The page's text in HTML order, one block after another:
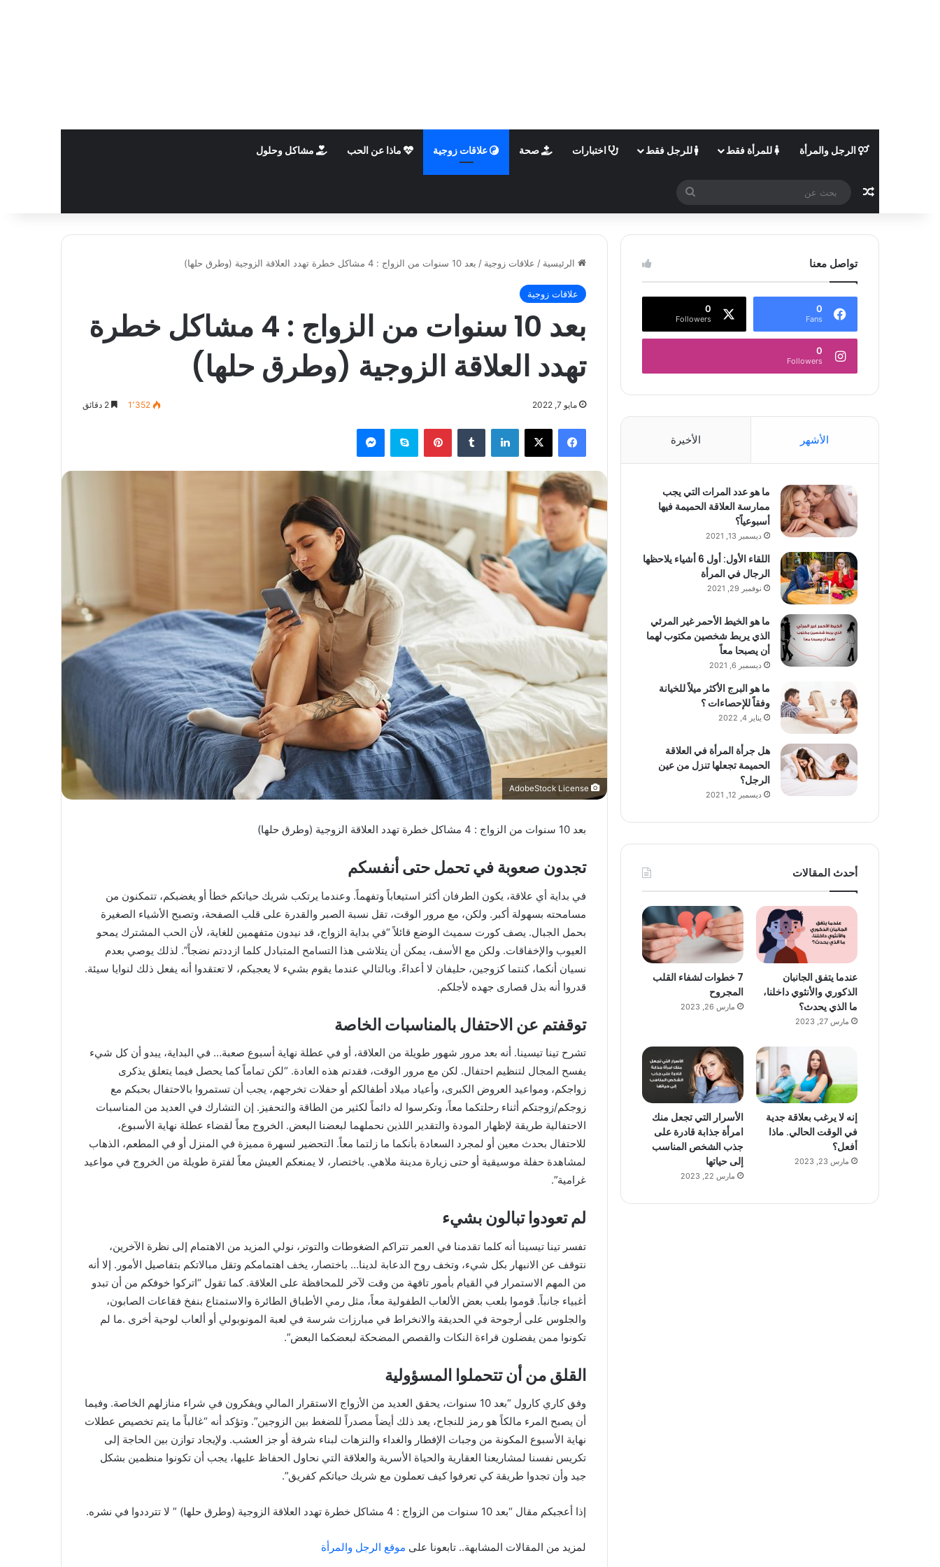
الرجل والمرأة للمرأة فقط للرجل فقط اختبارات صحة علاقات زوجية ماذا عن الحب مشاكل وحلول
مقال عشوائي
بحث
عن
الرئيسية / علاقات زوجية / بعد 10 سنوات من الزواج : 4 مشاكل خطرة تهدد العلاقة الزوجية (وطرق حلها)
علاقات زوجية
بعد 10 سنوات من الزواج : 4 مشاكل خطرة
تهدد العلاقة الزوجية (وطرق حلها)
مايو 7, 2022 1٬352
فيسبوك X لينكدإن بينتيريستسكايب ماسنجر
بعد 10 سنوات من الزواج : 4 مشاكل خطرة تهدد العلاقة الزوجية (وطرق حلها)
تجدون صعوبة في تحمل حتى أنفسكم
في بداية أي علاقة، يكون الطرفان أكثر استيعاباً وتفهماً. وعندما يرتكب شريك حياتكم خطأ أو يغضبكم، تتمكنون من
مسامحته بسهولة أكبر. ولكن، مع مرور الوقت، تقل نسبة الصبر والقدرة على قلب الصفحة، وتصبح الأشياء الصغيرة
بحمل الجبال. يصف كورت سميث الوضع قائلاً “في بداية الزواج، قد نيدون متفهمين للغاية، لأن الحب المشترك يمحو
العيوب والإخفاقات. ولكن مع الأسف، يمكن أن يتلاشى هذا التسامح المتبادل كلما ازددتم نضجاً”. لذلك يوصي بعدم
نسيان أنكما، كنتما كزوجين، حليفان لا أعداءً. وبالتالي عندما يقوم بشيء لا يعجبكم، لا تعتقدوا أنه يفعل ذلك لنوايا سيئة.
قدروا أنه بذل قصارى جهده لأجلكم.
توقفتم عن الاحتفال بالمناسبات الخاصة
تشرح تينا تيسينا. أنه بعد مرور شهور طويلة من العلاقة، أو في عطلة نهاية أسبوع صعبة… في البداية، يبدو أن كل شيء
يفسح المجال لتنظيم احتفال. لكن مع مرور الوقت، فقدتم هذه العادة. “لكن تماماً كما يحصل فيما يتعلق يذكرى
زواجكم، ومواعيد العروض الكبرى، وأعياد ميلاد أطفالكم أو حفلات تخرجهم، يجب أن تستمروا بالاحتفال بحبكم مع
زوجكم/زوجتكم أثناء رحلتكما معاً، وتكرسوا له دائماً لكثير من الطاقة والتحفيز. إن التشارك في العديد من المناسبات
الاحتفالية طريقة لإظهار المودة والتقدير اللذين نحملهما لبعضنا البعض. الخروج معاً لقضاء عطلة نهاية الأسبوع،
للاحتفال بحدث معين أو لمجرد السعادة بأنكما ما زلتما معاً. التحضير لسهرة مميزة في المنزل أو في المطعم، الذهاب
لمشاهدة حفلة موسيقية أو حتى زيارة مدينة ملاهي. باختصار، لا يمنعكم العيش معاً لفترة طويلة من الخروج في مواعيد
غرامية”.
لم تعودوا تبالون بشيء
تفسر تينا تيسينا أنه كلما تقدمنا في العمر تتراكم الضغوطات والتوتر، نولي المزيد من الاهتمام إلى نظرة الآخرين،
نتوقف عن الانبهار بكل شيء، وتخف روح الدعابة لدينا… باختصار، يخف اهتمامكم وتقل مبالاتكم بتفاصيل الأمور. إلا أنه
من المهم الاستمرار في القيام بأمور تافهة من وقت لآخر للمحافظة على العلاقة. كما تقول “اتركوا خوفكم من أن تبدو
أغبياء جانباً. قوموا بلعب بعض الألعاب الطفولية معاً، مثل رمي الأطباق الطائرة والاستمتاع بنفخ فقاعات الصابون،
والجلوس على أرجوحة في الحديقة والانخراط في مبارزات شرسة في لعبة المونوبولي أو ألعاب لوحية أخرى .ما لم
تكونوا ممن يفضلون قراءة النكات والقصص المضحكة لبعضكما البعض”.
القلق من أن تتحملوا المسؤولية
وفق كاري كارول “بعد 10 سنوات، يحقق العديد من الأزواج الاستقرار المالي ويفكرون في شراء منازلهم الخاصة. وفيما
أن يصبح المرء مالكاً هو رمز للنجاح، يعد ذلك أيضاً مصدراً للضغط بين الزوجين”. وتؤكد أنه “غالباً ما يتم تخصيص عطلات
نهاية الأسبوع المكونة من وجبات الإفطار والغداء والنزهات لبناء شرفة أو جز العشب. ولإيجاد توازن بين الحاجة إلى
تكريس نفسنا لمشاريعنا العقارية والحياة الأسرية والعلاقة التي نحاول الحفاظ عليها، يجب أن تكونوا منظمين بشكل
جيد وأن تجدوا طريقة كي تعرفوا كيف تعملون مع شريك حياتكم كفريق”.
إذا أعجبكم مقال “بعد 10 سنوات من الزواج : 4 مشاكل خطرة تهدد العلاقة الزوجية (وطرق حلها) ” لا تترددوا في نشره.
لمزيد من المقالات المشابهة.. تابعونا على موقع الرجل والمرأة
تواصل معنا
0
Fans
0
Followers
0
Followers
الأشهر الأخيرة
ما هو عدد المرات التي يجب
ممارسة العلاقة الحميمة فيها
أسبوعياً؟
ديسمبر 13, 2021
اللقاء الأول: أول 6 أشياء يلاحظها
الرجال في المرأة
نوفمبر 29, 2021
ما هو الخيط الأحمر غير المرئي
الذي يربط شخصين مكتوب لهما
أن يصبحا معاً
ديسمبر 6, 2021
ما هو البرج الأكثر ميلاً للخيانة
وفقاً للإحصاءات ؟
يناير 4, 2022
هل جرأة المرأة في العلاقة
الحميمة تجعلها تنزل من عين
الرجل؟
ديسمبر 12, 2021
أحدث المقالات
عندما يتفق الجانبان
الذكوري والأنثوي داخلنا،
ما الذي يحدث؟
مارس 27, 2023
7 خطوات لشفاء القلب
المجروح
مارس 26, 2023
إنه لا يرغب بعلاقة جدية
في الوقت الحالي. ماذا
أفعل؟
مارس 23, 2023
الأسرار التي تجعل منك
امرأة جذابة قادرة على
جذب الشخص المناسب
إلى حياتها
مارس 22, 2023